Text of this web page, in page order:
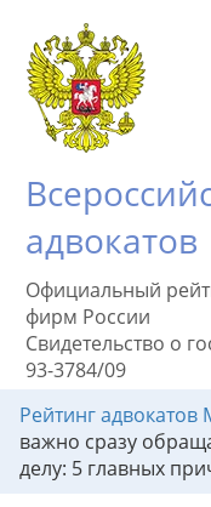
адвокатов
Официальный
фирм России
Свидетельство о
93-3784/09
Рейтинг адвокатов
важно сразу
делу: 5 главных